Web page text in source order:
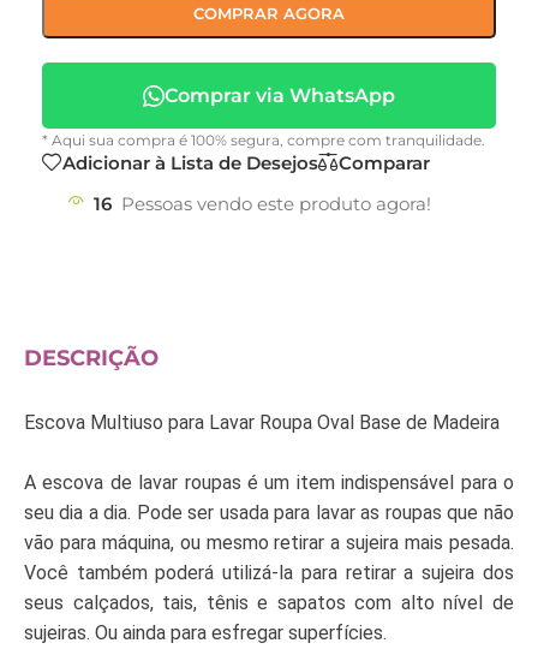
COMPRAR AGORA
Comprar via WhatsApp
* Aqui sua compra é 100% segura, compre com tranquilidade.
Adicionar à Lista de Desejos
Comparar
16 Pessoas vendo este produto agora!
DESCRIÇÃO
Escova Multiuso para Lavar Roupa Oval Base de Madeira
A escova de lavar roupas é um item indispensável para o
seu dia a dia. Pode ser usada para lavar as roupas que não
vão para máquina, ou mesmo retirar a sujeira mais pesada.
Você também poderá utilizá-la para retirar a sujeira dos
seus calçados, tais, tênis e sapatos com alto nível de
sujeiras. Ou ainda para esfregar superfícies.